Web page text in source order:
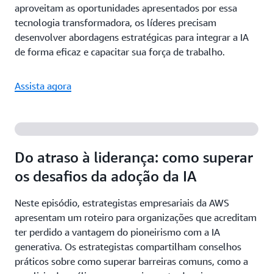
aproveitam as oportunidades apresentados por essa
tecnologia transformadora, os líderes precisam
desenvolver abordagens estratégicas para integrar a IA
de forma eficaz e capacitar sua força de trabalho.
Assista agora
Do atraso à liderança: como superar
os desafios da adoção da IA
Neste episódio, estrategistas empresariais da AWS
apresentam um roteiro para organizações que acreditam
ter perdido a vantagem do pioneirismo com a IA
generativa. Os estrategistas compartilham conselhos
práticos sobre como superar barreiras comuns, como a